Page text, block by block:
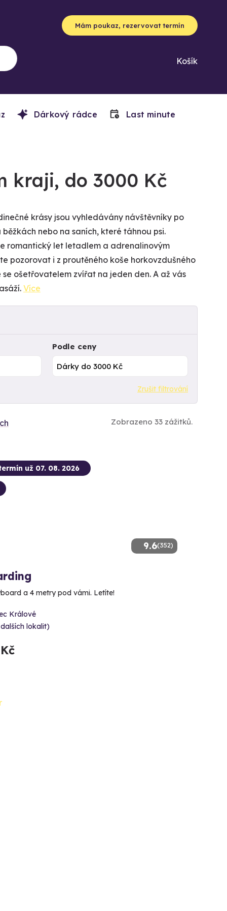
Mám poukaz, rezervovat termín
Košík
Dárkový rádce Last minute
kraji, do 3000 Kč
krásy jsou vyhledávány návštěvníky po
nebo na saních, které táhnou psi.
romantický let letadlem a adrenalinovým
pozorovat i z proutěného koše horkovzdušného
ošetřovatelem zvířat na jeden den. A až vás
Více
Podle ceny
Zrušit filtrování
Zobrazeno 33 zážitků.
9.6(352)
už 07. 08. 2026
a 4 metry pod vámi. Letíte!
Králové
lokalit)